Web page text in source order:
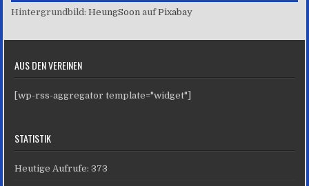
Hintergrundbild:HeungSoon aufPixabay
AUS DEN VEREINEN
[wp-rss-aggregator template="widget"]
STATISTIK
Heutige Aufrufe:373